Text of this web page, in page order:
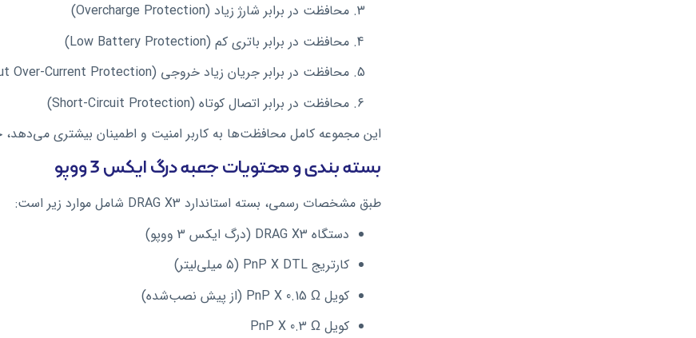
محافظت در برابر شارژ زیاد (Overcharge Protection)
محافظت در برابر باتری کم (Low Battery Protection)
محافظت در برابر جریان زیاد خروجی (Output Over-Current Protection)
محافظت در برابر اتصال کوتاه (Short-Circuit Protection)
این مجموعه کامل محافظت‌ها به کاربر امنیت و اطمینان بیشتری
بسته بندی و محتویات جعبه درگ ایکس 3 ووپو
طبق مشخصات رسمی، بسته استاندارد DRAG X3 شامل موارد زیر است:
دستگاه DRAG X3 (درگ ایکس 3 ووپو)
کارتریج PnP X DTL (۵ میلی‌لیتر)
کویل PnP X 0.15 Ω (از پیش نصب‌شده)
کویل PnP X 0.3 Ω